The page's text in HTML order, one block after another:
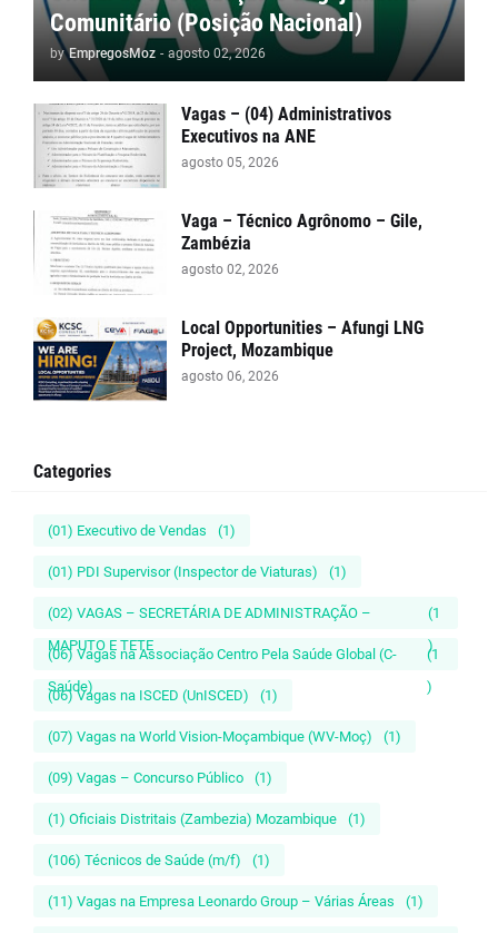
Comunitário (Posição Nacional)
by EmpregosMoz - agosto 02, 2026
Vagas – (04) Administrativos
Executivos na ANE
agosto 05, 2026
Vaga – Técnico Agrônomo – Gile,
Zambézia
agosto 02, 2026
Local Opportunities – Afungi LNG
Project, Mozambique
agosto 06, 2026
Categories
(01) Executivo de Vendas (1)
(01) PDI Supervisor (Inspector de Viaturas) (1)
(02) VAGAS – SECRETÁRIA DE ADMINISTRAÇÃO –
MAPUTO E TETE
(1
)
(06) Vagas na Associação Centro Pela Saúde Global (C-
Saúde)
(1
)
(06) Vagas na ISCED (UnISCED) (1)
(07) Vagas na World Vision-Moçambique (WV-Moç) (1)
(09) Vagas – Concurso Público (1)
(1) Oficiais Distritais (Zambezia) Mozambique (1)
(106) Técnicos de Saúde (m/f) (1)
(11) Vagas na Empresa Leonardo Group – Várias Áreas (1)